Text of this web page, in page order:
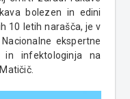
bolezen in edini
10 letih narašča, je v
ekspertne
in infektologinja na